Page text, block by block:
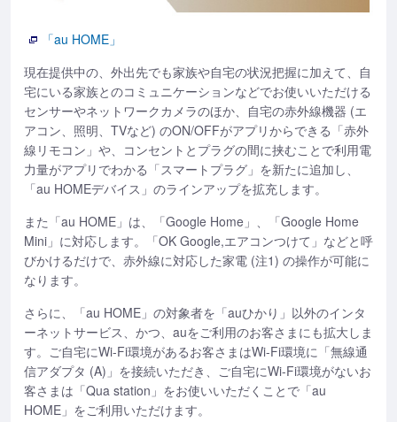
「au HOME」
現在提供中の、外出先でも家族や自宅の状況把握に加えて、自
宅にいる家族とのコミュニケーションなどでお使いいただける
センサーやネットワークカメラのほか、自宅の赤外線機器 (エ
アコン、照明、TVなど) のON/OFFがアプリからできる「赤外
線リモコン」や、コンセントとプラグの間に挟むことで利用電
力量がアプリでわかる「スマートプラグ」を新たに追加し、
「au HOMEデバイス」のラインアップを拡充します。
また「au HOME」は、「Google Home」、「Google Home
Mini」に対応します。「OK Google,エアコンつけて」などと呼
びかけるだけで、赤外線に対応した家電 (注1) の操作が可能に
なります。
さらに、「au HOME」の対象者を「auひかり」以外のインタ
ーネットサービス、かつ、auをご利用のお客さまにも拡大しま
す。ご自宅にWi-Fi環境があるお客さまはWi-Fi環境に「無線通
信アダプタ (A)」を接続いただき、ご自宅にWi-Fi環境がないお
客さまは「Qua station」をお使いいただくことで「au
HOME」をご利用いただけます。